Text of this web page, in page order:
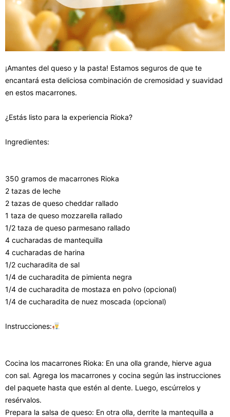
¡Amantes del queso y la pasta! Estamos seguros de que te
encantará esta deliciosa combinación de cremosidad y suavidad
en estos macarrones.
¿Estás listo para la experiencia Rioka?
Ingredientes:
350 gramos de macarrones Rioka
2 tazas de leche
2 tazas de queso cheddar rallado
1 taza de queso mozzarella rallado
1/2 taza de queso parmesano rallado
4 cucharadas de mantequilla
4 cucharadas de harina
1/2 cucharadita de sal
1/4 de cucharadita de pimienta negra
1/4 de cucharadita de mostaza en polvo (opcional)
1/4 de cucharadita de nuez moscada (opcional)
Instrucciones:
Cocina los macarrones Rioka: En una olla grande, hierve agua
con sal. Agrega los macarrones y cocina según las instrucciones
del paquete hasta que estén al dente. Luego, escúrrelos y
resérvalos.
Prepara la salsa de queso: En otra olla, derrite la mantequilla a